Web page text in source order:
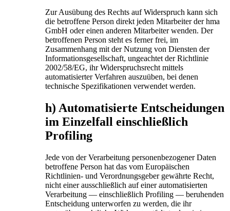
Zur Ausübung des Rechts auf Widerspruch kann sich
die betroffene Person direkt jeden Mitarbeiter der hma
GmbH oder einen anderen Mitarbeiter wenden. Der
betroffenen Person steht es ferner frei, im
Zusammenhang mit der Nutzung von Diensten der
Informationsgesellschaft, ungeachtet der Richtlinie
2002/58/EG, ihr Widerspruchsrecht mittels
automatisierter Verfahren auszuüben, bei denen
technische Spezifikationen verwendet werden.
h) Automatisierte Entscheidungen
im Einzelfall einschließlich
Profiling
Jede von der Verarbeitung personenbezogener Daten
betroffene Person hat das vom Europäischen
Richtlinien- und Verordnungsgeber gewährte Recht,
nicht einer ausschließlich auf einer automatisierten
Verarbeitung — einschließlich Profiling — beruhenden
Entscheidung unterworfen zu werden, die ihr